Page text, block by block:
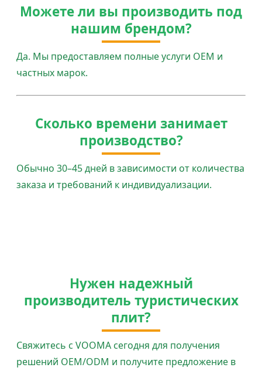
Можете ли вы производить под
нашим брендом?
Да. Мы предоставляем полные услуги OEM и
частных марок.
Сколько времени занимает
производство?
Обычно 30–45 дней в зависимости от количества
заказа и требований к индивидуализации.
Нужен надежный
производитель туристических
плит?
Свяжитесь с VOOMA сегодня для получения
решений OEM/ODM и получите предложение в